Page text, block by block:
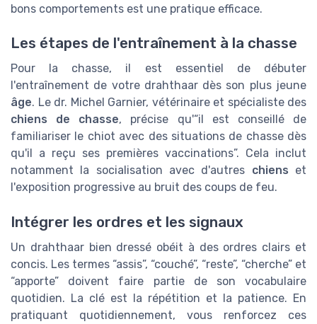
bons comportements est une pratique efficace.
Les étapes de l'entraînement à la chasse
Pour la chasse, il est essentiel de débuter
l'entraînement de votre drahthaar dès son plus jeune
âge. Le dr. Michel Garnier, vétérinaire et spécialiste des
chiens de chasse, précise qu'“il est conseillé de
familiariser le chiot avec des situations de chasse dès
qu'il a reçu ses premières vaccinations”. Cela inclut
notamment la socialisation avec d'autres chiens et
l'exposition progressive au bruit des coups de feu.
Intégrer les ordres et les signaux
Un drahthaar bien dressé obéit à des ordres clairs et
concis. Les termes “assis”, “couché”, “reste”, “cherche” et
“apporte” doivent faire partie de son vocabulaire
quotidien. La clé est la répétition et la patience. En
pratiquant quotidiennement, vous renforcez ces